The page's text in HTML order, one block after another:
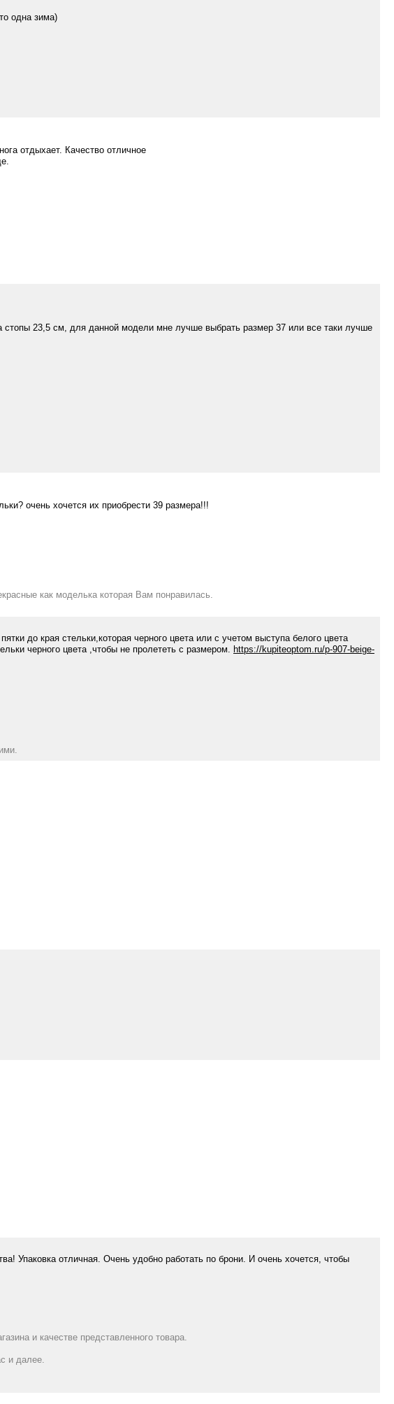
одна зима)
отдыхает. Качество отличное
23,5 см, для данной модели мне лучше выбрать размер 37 или все таки лучше
очень хочется их приобрести 39 размера!!!
как моделька которая Вам понравилась.
до края стельки,которая черного цвета или с учетом выступа белого цвета
черного цвета ,чтобы не пролететь с размером. https://kupiteoptom.ru/p-907-beige-
Упаковка отличная. Очень удобно работать по брони. И очень хочется, чтобы
и качестве представленного товара.
и далее.